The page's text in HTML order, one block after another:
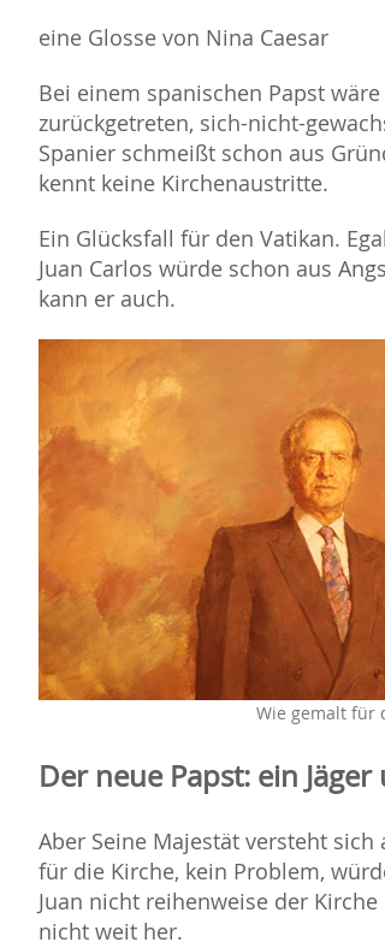
eine Glosse von Nina Caesar
Bei einem spanischen Papst
zurückgetreten, sich-nicht-
Spanier schmeißt schon aus
kennt keine Kirchenaustritte.
Ein Glücksfall für den Vatikan.
Juan Carlos würde schon aus
kann er auch.
Wie gemalt für
Der neue Papst: ein
Aber Seine Majestät versteht
für die Kirche, kein Problem,
Juan nicht reihenweise der
nicht weit her.